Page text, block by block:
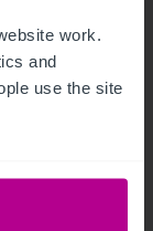
work.
and
use the site